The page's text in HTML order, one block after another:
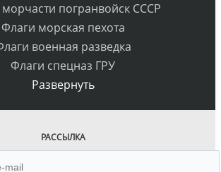
погранвойск СССР
Флаги морская пехота
военная разведка
Флаги спецназ ГРУ
Развернуть
РАССЫЛКА